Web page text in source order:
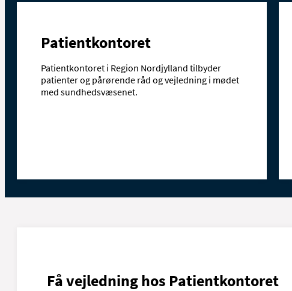
Patientkontoret
Patientkontoret i Region Nordjylland tilbyder
patienter og pårørende råd og vejledning i mødet
med sundhedsvæsenet.
Få vejledning hos Patientkontoret